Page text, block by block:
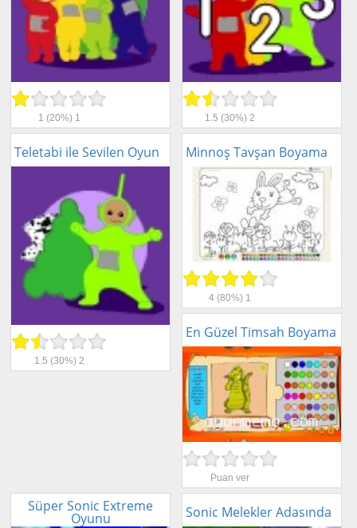
1 (20%) 1 1.5 (30%)2
Teletabi ile Sevilen Oyun
1.5 (30%) 2
Minnoş Tavşan Boyama
4 (80%) 1
En Güzel Timsah Boyama
Puan ver
Süper Sonic Extreme
Oyunu Sonic Melekler Adasında